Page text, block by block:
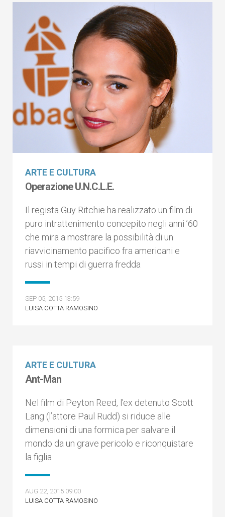
ARTE E CULTURA
Operazione U.N.C.L.E.
Il regista Guy Ritchie ha realizzato un film di
puro intrattenimento concepito negli anni ’60
che mira a mostrare la possibilità di un
riavvicinamento pacifico fra americani e
russi in tempi di guerra fredda
SEP 05, 2015 13:59
LUISA COTTA RAMOSINO
ARTE E CULTURA
Ant-Man
Nel film di Peyton Reed, l’ex detenuto Scott
Lang (l’attore Paul Rudd) si riduce alle
dimensioni di una formica per salvare il
mondo da un grave pericolo e riconquistare
la figlia
AUG 22, 2015 09:00
LUISA COTTA RAMOSINO